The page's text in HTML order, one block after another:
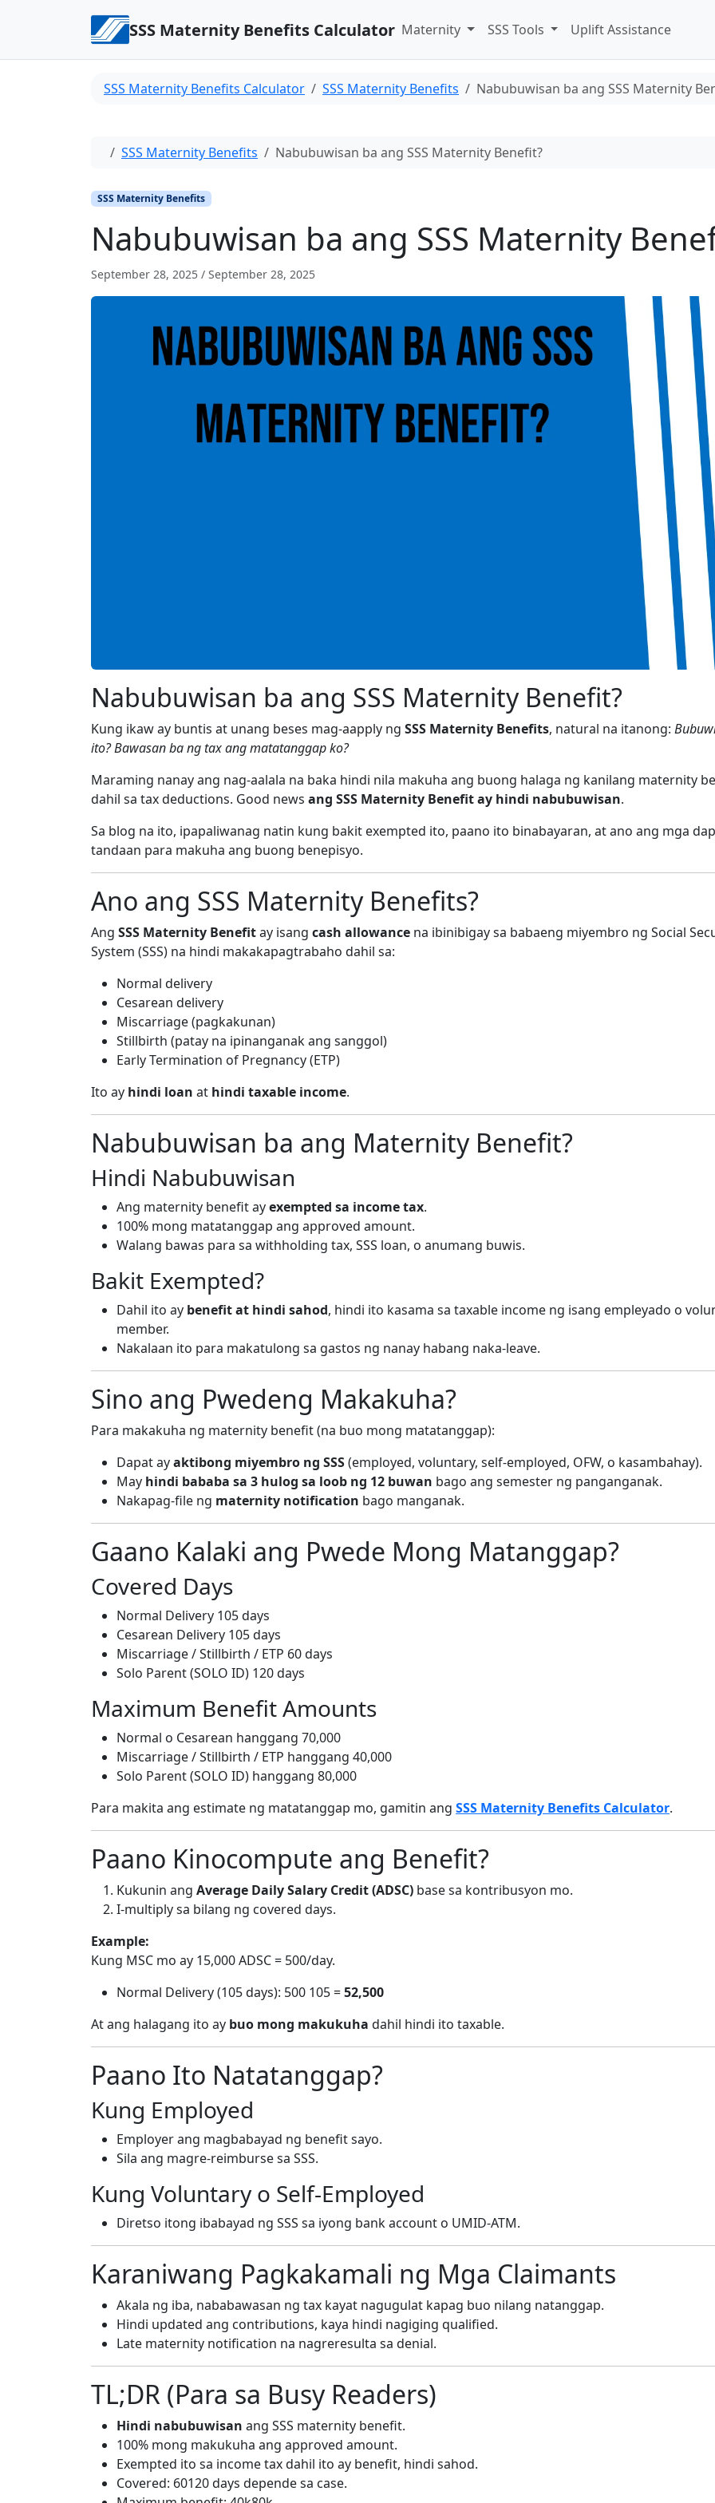
SSS Maternity Benefits Calculator Maternity SSS Tools Uplift Assistance
SSS Maternity Benefits Calculator SSS Maternity Benefits Nabubuwisan ba ang SSS Maternity
Home
SSS Maternity Benefits Nabubuwisan ba ang SSS Maternity Benefit?
SSS Maternity Benefits
Nabubuwisan ba ang SSS Maternity
September 28, 2025 / September 28, 2025
Nabubuwisan ba ang SSS Maternity Benefit?
Kung ikaw ay buntis at unang beses mag-aapply ng SSS Maternity Benefits, natural na itanong:
ito? Bawasan ba ng tax ang matatanggap ko?
Maraming nanay ang nag-aalala na baka hindi nila makuha ang buong halaga ng kanilang maternity
dahil sa tax deductions. Good news ang SSS Maternity Benefit ay hindi nabubuwisan.
Sa blog na ito, ipapaliwanag natin kung bakit exempted ito, paano ito binabayaran, at ano ang mga
tandaan para makuha ang buong benepisyo.
Ano ang SSS Maternity Benefits?
Ang SSS Maternity Benefitay isang cash allowance na ibinibigay sa babaeng miyembro ng Social
System (SSS) na hindi makakapagtrabaho dahil sa:
Normal delivery
Cesarean delivery
Miscarriage (pagkakunan)
Stillbirth (patay na ipinanganak ang sanggol)
Early Termination of Pregnancy (ETP)
Ito ay hindi loan at hindi taxable income.
Nabubuwisan ba ang Maternity Benefit?
Hindi Nabubuwisan
Ang maternity benefit ayexempted sa income tax.
100% mong matatanggap ang approved amount.
Walang bawas para sa withholding tax, SSS loan, o anumang buwis.
Bakit Exempted?
Dahil ito ay benefit at hindi sahod, hindi ito kasama sa taxable income ng isang empleyado o
member.
Nakalaan ito para makatulong sa gastos ng nanay habang naka-leave.
Sino ang Pwedeng Makakuha?
Para makakuha ng maternity benefit (na buo mong matatanggap):
Dapat ayaktibong miyembro ng SSS(employed, voluntary, self-employed, OFW, o kasambahay).
May hindi bababa sa 3 hulog sa loob ng 12 buwan bago ang semester ng panganganak.
Nakapag-file ng maternity notification bago manganak.
Gaano Kalaki ang Pwede Mong Matanggap?
Covered Days
Normal Delivery 105 days
Cesarean Delivery 105 days
Miscarriage / Stillbirth / ETP 60 days
Solo Parent (SOLO ID) 120 days
Maximum Benefit Amounts
Normal o Cesarean hanggang 70,000
Miscarriage / Stillbirth / ETP hanggang 40,000
Solo Parent (SOLO ID) hanggang 80,000
Para makita ang estimate ng matatanggap mo, gamitin ang SSS Maternity Benefits Calculator.
Paano Kinocompute ang Benefit?
Kukunin ang Average Daily Salary Credit (ADSC) base sa kontribusyon mo.
I-multiply sa bilang ng covered days.
Example:
Kung MSC mo ay 15,000 ADSC = 500/day.
Normal Delivery (105 days): 500 105 =52,500
At ang halagang ito ay buo mong makukuha dahil hindi ito taxable.
Paano Ito Natatanggap?
Kung Employed
Employer ang magbabayad ng benefit sayo.
Sila ang magre-reimburse sa SSS.
Kung Voluntary o Self-Employed
Diretso itong ibabayad ng SSS sa iyong bank account o UMID-ATM.
Karaniwang Pagkakamali ng Mga Claimants
Akala ng iba, nababawasan ng tax kayat nagugulat kapag buo nilang natanggap.
Hindi updated ang contributions, kaya hindi nagiging qualified.
Late maternity notification na nagreresulta sa denial.
TL;DR (Para sa Busy Readers)
Hindi nabubuwisan ang SSS maternity benefit.
100% mong makukuha ang approved amount.
Exempted ito sa income tax dahil ito ay benefit, hindi sahod.
Covered: 60120 days depende sa case.